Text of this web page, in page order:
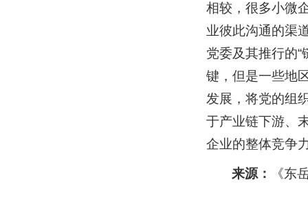
相较，很多小微
业彼此沟通的渠
党委及其推行的
键，但是一些地
发展，将党的组
于产业链下游、
企业的整体竞争
来源： 《东